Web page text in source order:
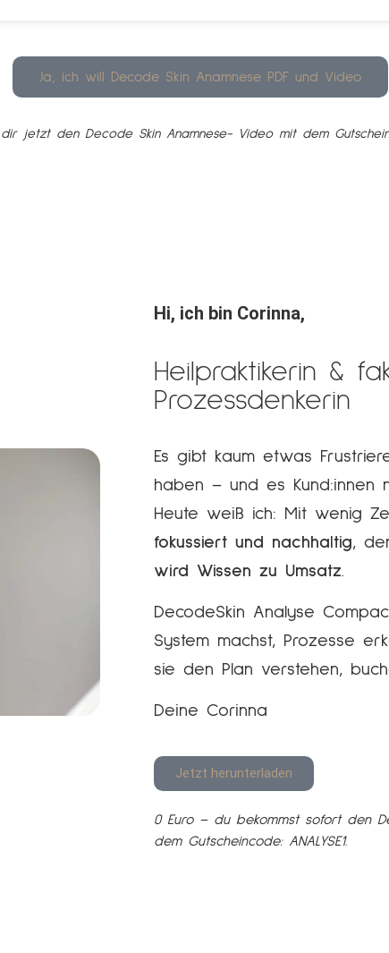
Ja, ich will Decode Skin Anamnese PDF und Video
jetzt den Decode Skin Anamnese- Video mit dem
Hi, ich bin Corinna,
Heilpraktikerin &
Prozessdenkerin​
Es gibt kaum etwas
haben – und es Kund:innen
Heute weiß ich: Mit wenig
fokussiert und nachhaltig,
wird Wissen zu Umsatz.
DecodeSkin Analyse
System machst, Prozesse
sie den Plan verstehen,
Deine Corinna
Jetzt herunterladen
0 Euro – du bekommst sofort den
dem Gutscheincode: ANALYSE1.